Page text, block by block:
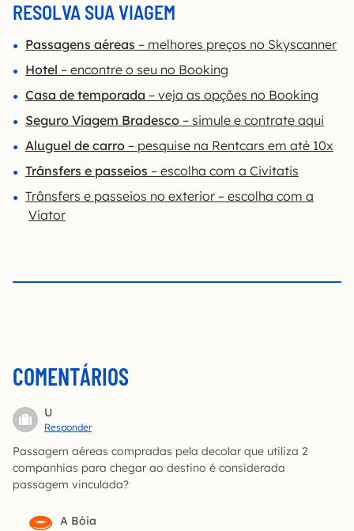
RESOLVA SUA VIAGEM
Passagens aéreas – melhores preços no Skyscanner
Hotel – encontre o seu no Booking
Casa de temporada – veja as opções no Booking
Seguro Viagem Bradesco – simule e contrate aqui
Aluguel de carro – pesquise na Rentcars em até 10x
Trânsfers e passeios – escolha com a Civitatis
Trânsfers e passeios no exterior – escolha com a
Viator
COMENTÁRIOS
U
Responder
Passagem aéreas compradas pela decolar que utiliza 2
companhias para chegar ao destino é considerada
passagem vinculada?
A Bóia